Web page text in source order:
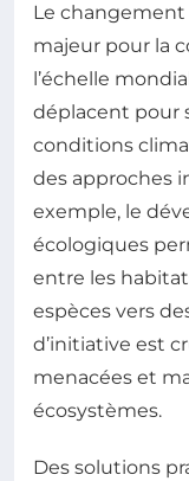
Le
majeur pour la
l’échelle
déplacent pour
conditions
des approches
exemple, le
écologiques
entre les
espèces vers
d’initiative est
menacées et
écosystèmes.
Des solutions